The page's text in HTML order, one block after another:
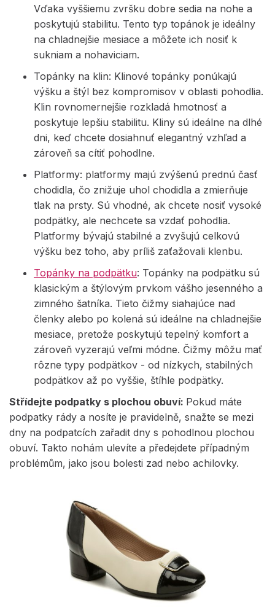
Vďaka vyššiemu zvršku dobre sedia na nohe a
poskytujú stabilitu. Tento typ topánok je ideálny
na chladnejšie mesiace a môžete ich nosiť k
sukniam a nohaviciam.
Topánky na klin: Klinové topánky ponúkajú
výšku a štýl bez kompromisov v oblasti pohodlia.
Klin rovnomernejšie rozkladá hmotnosť a
poskytuje lepšiu stabilitu. Kliny sú ideálne na dlhé
dni, keď chcete dosiahnuť elegantný vzhľad a
zároveň sa cítiť pohodlne.
Platformy: platformy majú zvýšenú prednú časť
chodidla, čo znižuje uhol chodidla a zmierňuje
tlak na prsty. Sú vhodné, ak chcete nosiť vysoké
podpätky, ale nechcete sa vzdať pohodlia.
Platformy bývajú stabilné a zvyšujú celkovú
výšku bez toho, aby príliš zaťažovali klenbu.
Topánky na podpätku: Topánky na podpätku sú
klasickým a štýlovým prvkom vášho jesenného a
zimného šatníka. Tieto čižmy siahajúce nad
členky alebo po kolená sú ideálne na chladnejšie
mesiace, pretože poskytujú tepelný komfort a
zároveň vyzerajú veľmi módne. Čižmy môžu mať
rôzne typy podpätkov - od nízkych, stabilných
podpätkov až po vyššie, štíhle podpätky.
Střídejte podpatky s plochou obuví: Pokud máte
podpatky rády a nosíte je pravidelně, snažte se mezi
dny na podpatcích zařadit dny s pohodlnou plochou
obuví. Takto nohám ulevíte a předejdete případným
problémům, jako jsou bolesti zad nebo achilovky.